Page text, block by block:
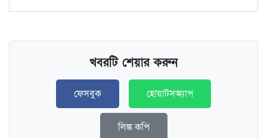
খবরটি শেয়ার করুন
ফেসবুক হোয়াটসঅ্যাপ
লিঙ্ক কপি